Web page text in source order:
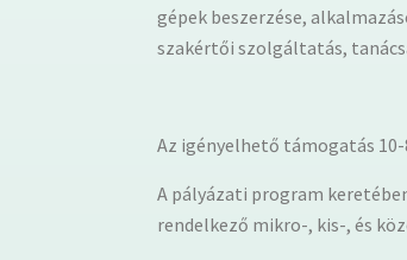
gépek beszerzése,
szakértői szolgáltatás,
Az igényelhető támogatás
A pályázati program
rendelkező mikro-, kis-, és